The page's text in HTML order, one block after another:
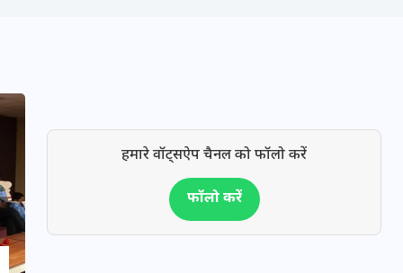
हमारे वॉट्सऐप चैनल को फॉलो करें
फॉलो करें